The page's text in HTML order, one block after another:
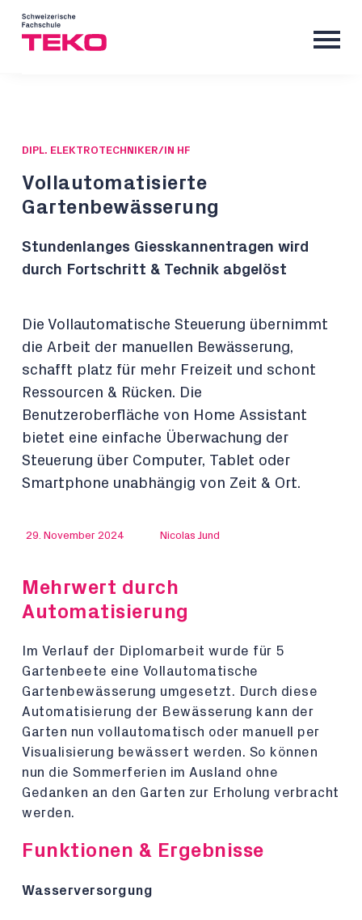
DIPL. ELEKTROTECHNIKER/IN HF
Vollautomatisierte
Gartenbewässerung
Stundenlanges Giesskannentragen wird
durch Fortschritt & Technik abgelöst
Die Vollautomatische Steuerung übernimmt
die Arbeit der manuellen Bewässerung,
schafft platz für mehr Freizeit und schont
Ressourcen & Rücken. Die
Benutzeroberfläche von Home Assistant
bietet eine einfache Überwachung der
Steuerung über Computer, Tablet oder
Smartphone unabhängig von Zeit & Ort.
29. November 2024 Nicolas Jund
Mehrwert durch
Automatisierung
Im Verlauf der Diplomarbeit wurde für 5
Gartenbeete eine Vollautomatische
Gartenbewässerung umgesetzt. Durch diese
Automatisierung der Bewässerung kann der
Garten nun vollautomatisch oder manuell per
Visualisierung bewässert werden. So können
nun die Sommerferien im Ausland ohne
Gedanken an den Garten zur Erholung verbracht
werden.
Funktionen & Ergebnisse
Wasserversorgung